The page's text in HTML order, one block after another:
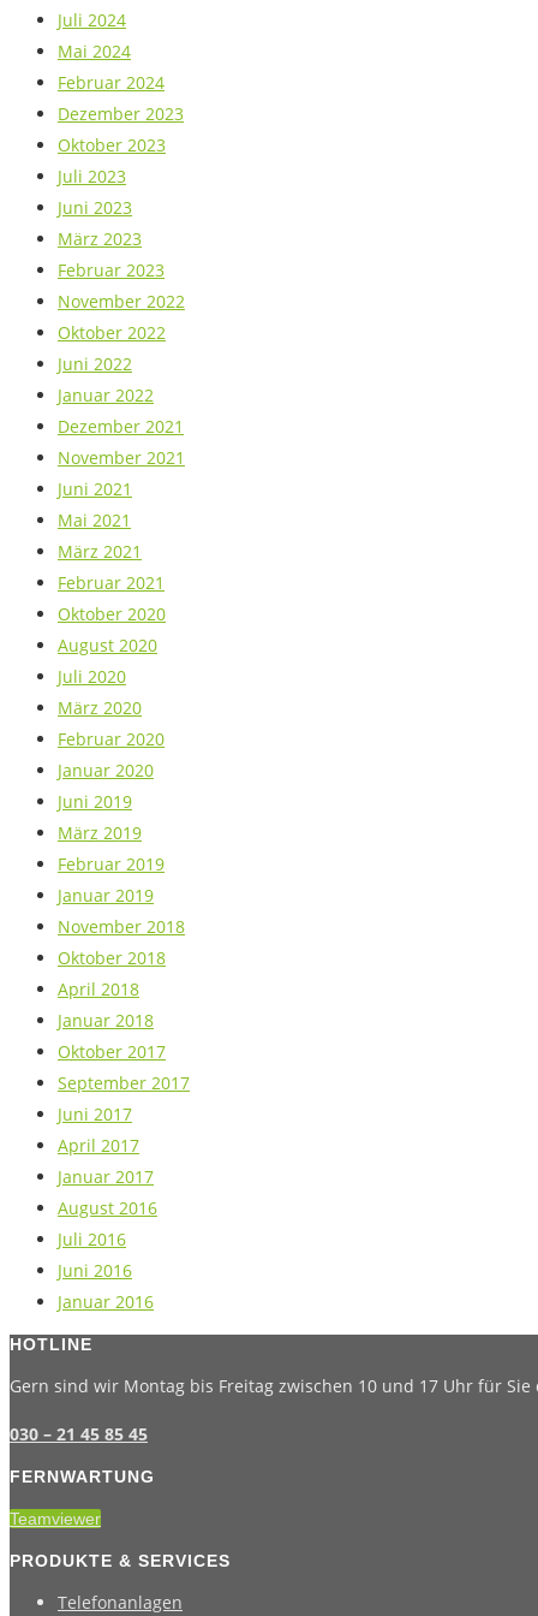
Juli 2024
Mai 2024
Februar 2024
Dezember 2023
Oktober 2023
Juli 2023
Juni 2023
März 2023
Februar 2023
November 2022
Oktober 2022
Juni 2022
Januar 2022
Dezember 2021
November 2021
Juni 2021
Mai 2021
März 2021
Februar 2021
Oktober 2020
August 2020
Juli 2020
März 2020
Februar 2020
Januar 2020
Juni 2019
März 2019
Februar 2019
Januar 2019
November 2018
Oktober 2018
April 2018
Januar 2018
Oktober 2017
September 2017
Juni 2017
April 2017
Januar 2017
August 2016
Juli 2016
Juni 2016
Januar 2016
HOTLINE
Gern sind wir Montag bis Freitag zwischen 10 und 17 Uhr für Sie
030 – 21 45 85 45
FERNWARTUNG
Teamviewer
PRODUKTE & SERVICES
Telefonanlagen